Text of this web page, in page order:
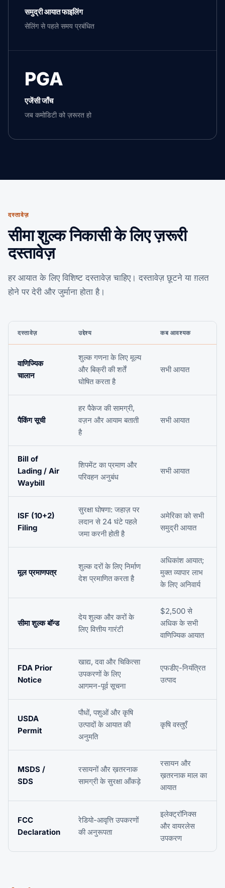
समुद्री आयात फाइलिंग
सेलिंग से पहले समय प्रबंधित
PGA
एजेंसी जाँच
जब कमोडिटी को ज़रूरत हो
दस्तावेज़
सीमा शुल्क निकासी के लिए ज़रूरी
दस्तावेज़
हर आयात के लिए विशिष्ट दस्तावेज़ चाहिए। दस्तावेज़ छूटने या ग़लत
होने पर देरी और जुर्माना होता है।
दस्तावेज़ उद्देश्य कब आवश्यक
वाणिज्यिक
चालान
शुल्क गणना के लिए मूल्य
और बिक्री की शर्तें
घोषित करता है
सभी आयात
पैकिंग सूची
हर पैकेज की सामग्री,
वज़न और आयाम बताती
है
सभी आयात
Bill of
Lading / Air
Waybill
शिपमेंट का प्रमाण और
परिवहन अनुबंध
सभी आयात
ISF (10+2)
Filing
सुरक्षा घोषणा: जहाज़ पर
लदान से 24 घंटे पहले
जमा करनी होती है
अमेरिका को सभी
समुद्री आयात
मूल प्रमाणपत्र
शुल्क दरों के लिए निर्माण
देश प्रमाणित करता है
अधिकांश आयात;
मुक्त व्यापार लाभ
के लिए अनिवार्य
सीमा शुल्क बॉन्ड
देय शुल्क और करों के
लिए वित्तीय गारंटी
$2,500 से
अधिक के सभी
वाणिज्यिक आयात
FDA Prior
Notice
खाद्य, दवा और चिकित्सा
उपकरणों के लिए
आगमन-पूर्व सूचना
एफडीए-नियंत्रित
उत्पाद
USDA
Permit
पौधों, पशुओं और कृषि
उत्पादों के आयात की
अनुमति
कृषि वस्तुएँ
MSDS /
SDS
रसायनों और ख़तरनाक
सामग्री के सुरक्षा आँकड़े
रसायन और
ख़तरनाक माल का
आयात
FCC
Declaration
रेडियो-आवृत्ति उपकरणों
की अनुरूपता
इलेक्ट्रॉनिक्स
और वायरलेस
उपकरण